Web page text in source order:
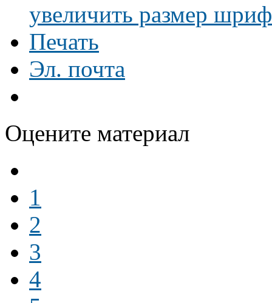
увеличить размер
Печать
Эл. почта
Оцените материал
1
2
3
4